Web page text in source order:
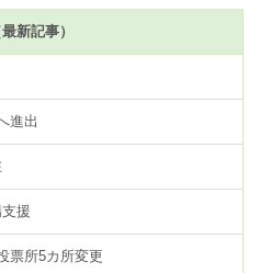
新記事）
進出
援
票所5カ所変更